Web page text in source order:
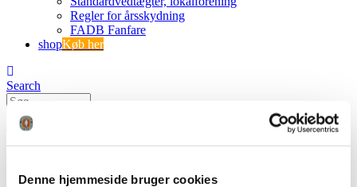
Denne hjemmeside bruger cookies
Regler for årsskydning
FADB Fanfare
shopKøb her
Search
0 varer
0 VARER